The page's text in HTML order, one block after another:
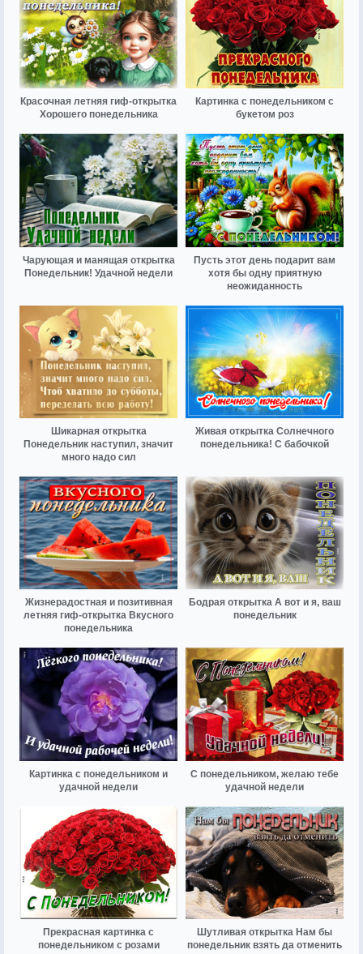
Красочная летняя гиф-открытка
Хорошего понедельника
Картинка с понедельником с
букетом роз
Чарующая и манящая открытка
Понедельник! Удачной недели
Пусть этот день подарит вам
хотя бы одну приятную
неожиданность
Шикарная открытка
Понедельник наступил, значит
много надо сил
Живая открытка Солнечного
понедельника! С бабочкой
Жизнерадостная и позитивная
летняя гиф-открытка Вкусного
понедельника
Бодрая открытка А вот и я, ваш
понедельник
Картинка с понедельником и
удачной недели
С понедельником, желаю тебе
удачной недели
Прекрасная картинка с
понедельником с розами
Шутливая открытка Нам бы
понедельник взять да отменить